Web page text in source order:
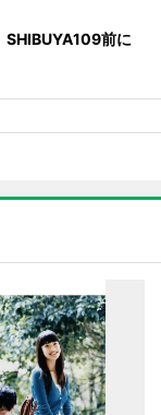
SHIBUYA109前に